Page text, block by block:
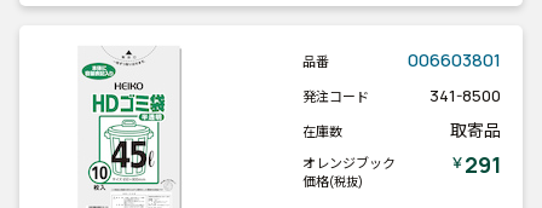
品番 006603801
発注コード 341-8500
在庫数 取寄品
オレンジブック
価格(税抜)
￥291